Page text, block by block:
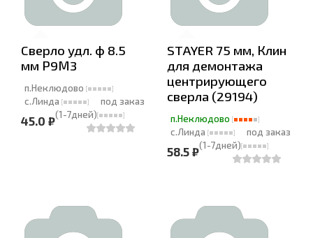
Cверло удл. ф 8.5
мм Р9М3
п.Неклюдово
с.Линда
под заказ
(1-7дней)
45.0 ₽
STAYER 75 мм, Клин
для демонтажа
центрирующего
сверла (29194)
п.Неклюдово
с.Линда
под заказ
(1-7дней)
58.5 ₽